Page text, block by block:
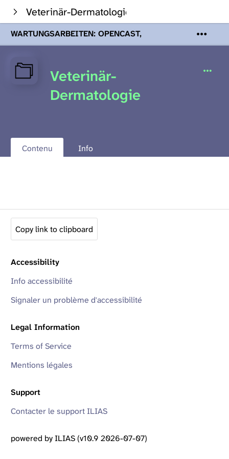
Veterinär-Dermatologie
WARTUNGSARBEITEN: OPENCAST,
PODCASTS & TOBIRA
Mi 19. August
Wartungsarbeiten an den Opencast-
Servern werden Ihnen Podcasts,
Opencast-Videos und Tobira nicht zur
Verfügung stehen. Kontakt:
Veterinär-
Dermatologie
Contenu Info
Copy link to clipboard
Accessibility
Info accessibilité
Signaler un problème d'accessibilité
Legal Information
Terms of Service
Mentions légales
Support
Contacter le support ILIAS
powered by ILIAS (v10.9 2026-07-07)